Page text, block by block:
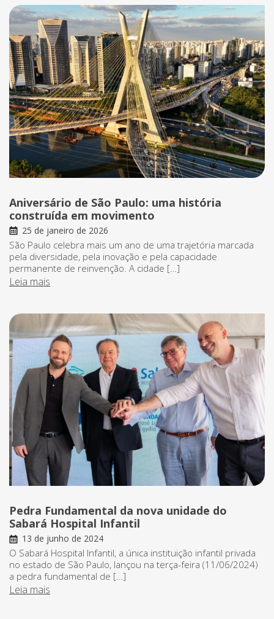
Aniversário de São Paulo: uma história
construída em movimento
25 de janeiro de 2026
São Paulo celebra mais um ano de uma trajetória marcada
pela diversidade, pela inovação e pela capacidade
permanente de reinvenção. A cidade […]
Leia mais
Pedra Fundamental da nova unidade do
Sabará Hospital Infantil
13 de junho de 2024
O Sabará Hospital Infantil, a única instituição infantil privada
no estado de São Paulo, lançou na terça-feira (11/06/2024)
a pedra fundamental de […]
Leia mais